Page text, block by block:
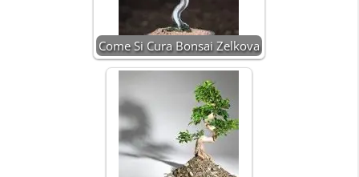
Come Si Cura Bonsai Zelkova